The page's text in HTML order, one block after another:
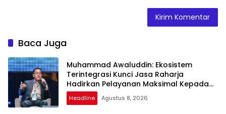
Baca Juga
Muhammad Awaluddin: Ekosistem
Terintegrasi Kunci Jasa Raharja
Hadirkan Pelayanan Maksimal Kepada
Masyarakat
Headline Agustus 8, 2026